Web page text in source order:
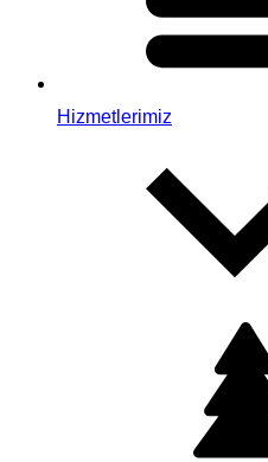
Hizmetlerimiz